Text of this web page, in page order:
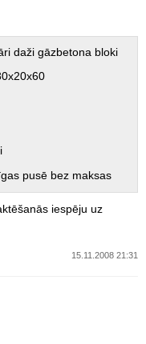
daži gāzbetona bloki
pusē bez maksas
iespēju uz
15.11.2008 21:31